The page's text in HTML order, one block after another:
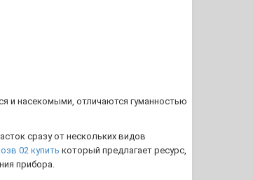
и насекомыми, отличаются гуманностью
сразу от нескольких видов
02 купить который предлагает ресурс,
прибора.